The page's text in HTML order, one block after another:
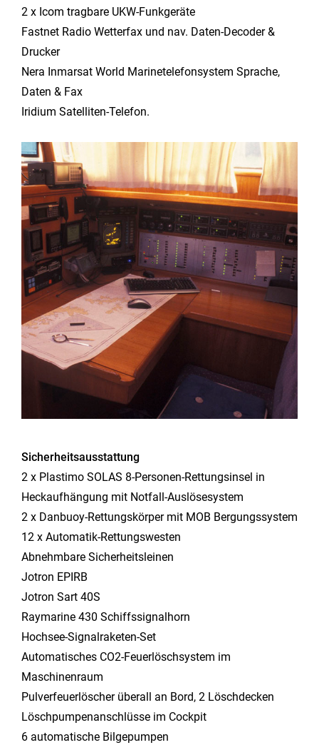
2 x Icom tragbare UKW-Funkgeräte
Fastnet Radio Wetterfax und nav. Daten-Decoder &
Drucker
Nera Inmarsat World Marinetelefonsystem Sprache,
Daten & Fax
Iridium Satelliten-Telefon.
Sicherheitsausstattung
2 x Plastimo SOLAS 8-Personen-Rettungsinsel in
Heckaufhängung mit Notfall-Auslösesystem
2 x Danbuoy-Rettungskörper mit MOB Bergungssystem
12 x Automatik-Rettungswesten
Abnehmbare Sicherheitsleinen
Jotron EPIRB
Jotron Sart 40S
Raymarine 430 Schiffssignalhorn
Hochsee-Signalraketen-Set
Automatisches CO2-Feuerlöschsystem im
Maschinenraum
Pulverfeuerlöscher überall an Bord, 2 Löschdecken
Löschpumpenanschlüsse im Cockpit
6 automatische Bilgepumpen